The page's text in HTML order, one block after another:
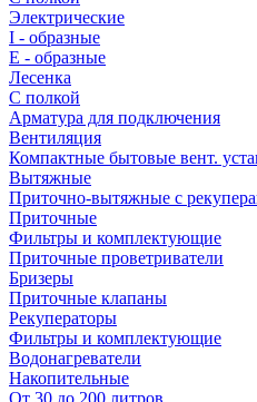
Электрические
I - образные
E - образные
Лесенка
С полкой
Арматура для подключения
Вентиляция
Компактные бытовые вент.
Вытяжные
Приточно-вытяжные с
Приточные
Фильтры и комплектующие
Приточные проветриватели
Бризеры
Приточные клапаны
Рекуператоры
Фильтры и комплектующие
Водонагреватели
Накопительные
От 30 до 200 литров